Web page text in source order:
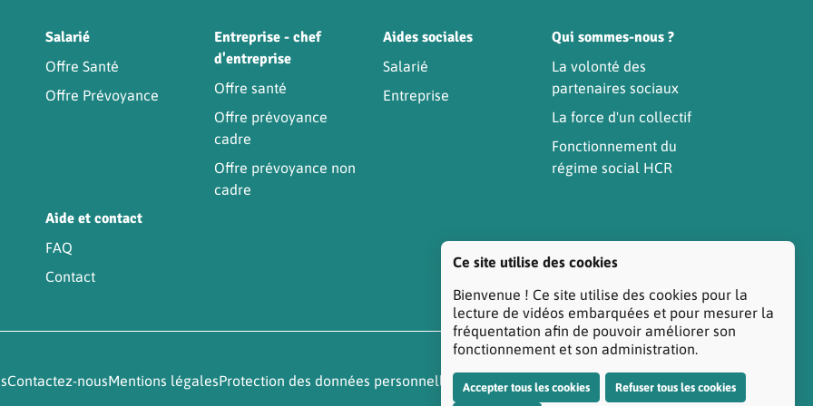
Ce site utilise des cookies
Bienvenue ! Ce site utilise des cookies pour la
lecture de vidéos embarquées et pour mesurer la
fréquentation afin de pouvoir améliorer son
fonctionnement et son administration.
Accepter tous les cookies Refuser tous les cookies
Salarié
Offre Santé
Offre Prévoyance
Entreprise - chef
d'entreprise
Offre santé
Offre prévoyance
cadre
Offre prévoyance non
cadre
Aides sociales
Salarié
Entreprise
Qui sommes-nous ?
La volonté des
partenaires sociaux
La force d'un collectif
Fonctionnement du
régime social HCR
Aide et contact
FAQ
Contact
Contactez-nousMentions légalesProtection des données personnelles
Réclamation/Médiation Santé